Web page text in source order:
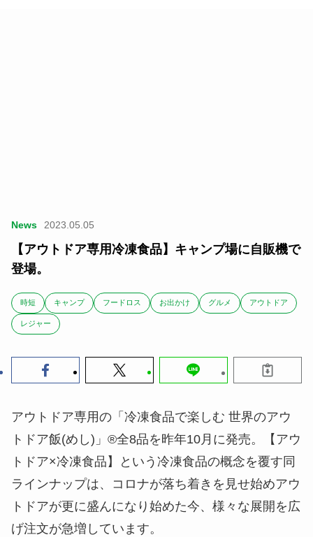
News 2023.05.05
【アウトドア専用冷凍食品】キャンプ場に自販機で
登場。
時短 キャンプ フードロス お出かけ グルメ アウトドア
レジャー
アウトドア専用の「冷凍食品で楽しむ 世界のアウ
トドア飯(めし)」®全8品を昨年10月に発売。【アウ
トドア×冷凍食品】という冷凍食品の概念を覆す同
ラインナップは、コロナが落ち着きを見せ始めアウ
トドアが更に盛んになり始めた今、様々な展開を広
げ注文が急増しています。